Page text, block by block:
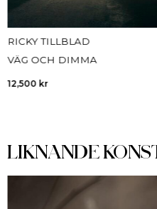
RICKY TILLBLAD
VÄG OCH DIMMA
12,500 kr
LIKNANDE